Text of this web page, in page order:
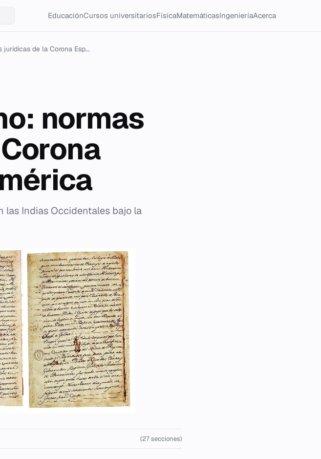
EducaciónCursos universitariosFísicaMatemáticasIngenieríaAcerca
jurídicas de la Corona Esp...
normas
las Indias Occidentales bajo la
(27 secciones)